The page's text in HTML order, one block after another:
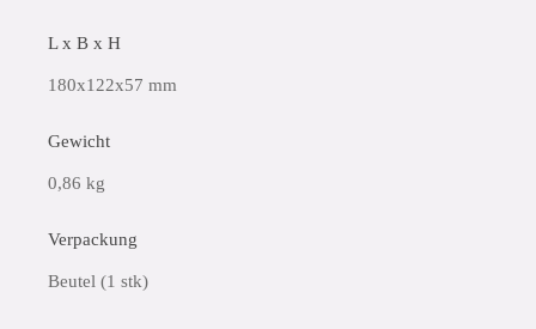
L x B x H
180x122x57 mm
Gewicht
0,86 kg
Verpackung
Beutel (1 stk)